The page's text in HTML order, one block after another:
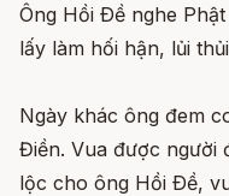
Ông Hồi Ðề nghe
lấy làm hối hận, lủi
Ngày khác ông đem
Điền. Vua được người
lộc cho ông Hồi Ðề,